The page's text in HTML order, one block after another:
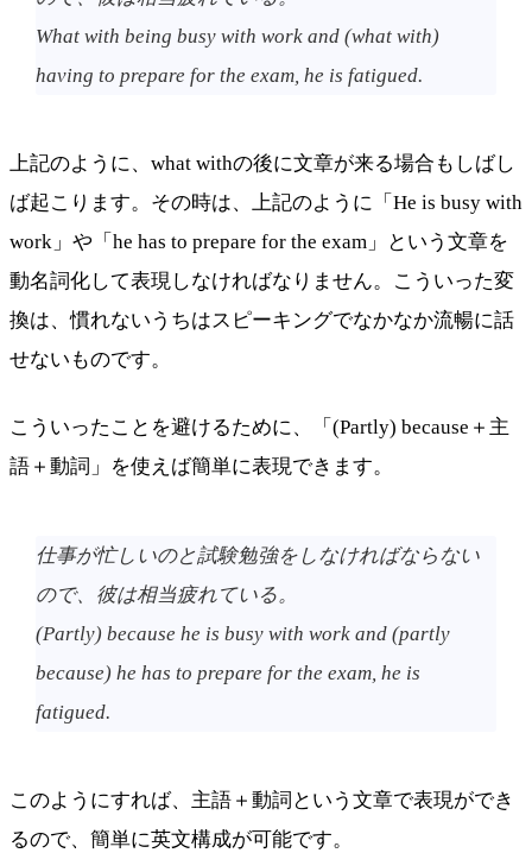
What with being busy with work and (what with)
having to prepare for the exam, he is fatigued.
上記のように、what withの後に文章が来る場合もしばし
ば起こります。その時は、上記のように「He is busy with
work」や「he has to prepare for the exam」という文章を
動名詞化して表現しなければなりません。こういった変
換は、慣れないうちはスピーキングでなかなか流暢に話
せないものです。
こういったことを避けるために、「(Partly) because＋主
語＋動詞」を使えば簡単に表現できます。
仕事が忙しいのと試験勉強をしなければならない
ので、彼は相当疲れている。
(Partly) because he is busy with work and (partly
because) he has to prepare for the exam, he is
fatigued.
このようにすれば、主語＋動詞という文章で表現ができ
るので、簡単に英文構成が可能です。